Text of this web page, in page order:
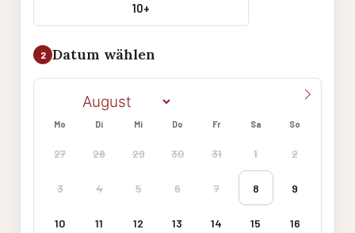
10+
2 Datum wählen
Mo Di Mi Do Fr Sa So
27 28 29 30 31 1 2
3 4 5 6 7 8 9
10 11 12 13 14 15 16